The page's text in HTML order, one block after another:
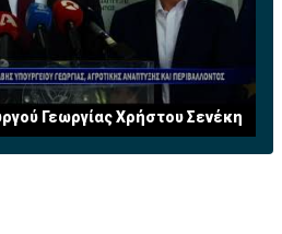
Γεωργίας Χρήστου Σενέκη